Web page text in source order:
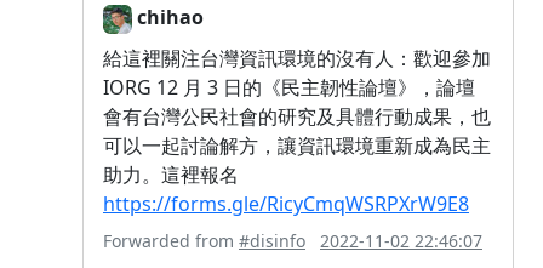
chihao
給這裡關注台灣資訊環境的沒有人：歡迎參加
IORG 12 月 3 日的《民主韌性論壇》，論壇
會有台灣公民社會的研究及具體行動成果，也
可以一起討論解方，讓資訊環境重新成為民主
助力。這裡報名
https://forms.gle/RicyCmqWSRPXrW9E8
Forwarded from #disinfo 2022-11-02 22:46:07